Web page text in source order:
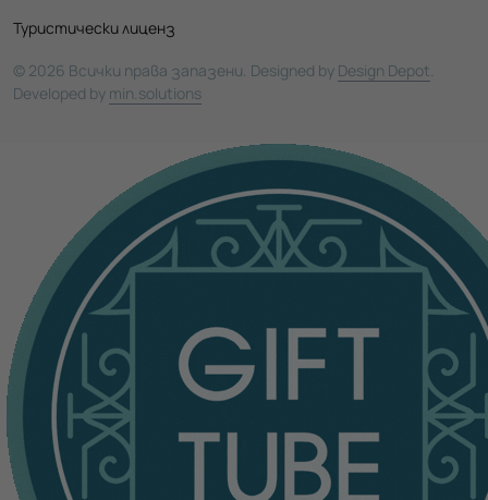
Туристически лиценз
© 2026 Всички права запазени. Designed by Design Depot.
Developed by min.solutions